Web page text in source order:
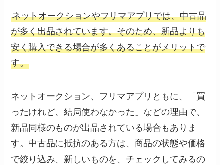
ネットオークションやフリマアプリでは、中古品
が多く出品されています。そのため、新品よりも
安く購入できる場合が多くあることがメリットで
す。
ネットオークション、フリマアプリともに、「買
ったけれど、結局使わなかった」などの理由で、
新品同様のものが出品されている場合もありま
す。中古品に抵抗のある方は、商品の状態や価格
で絞り込み、新しいものを、チェックしてみるの